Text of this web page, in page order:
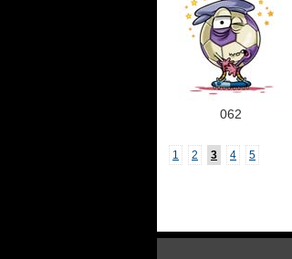
062
1 2 3 4 5